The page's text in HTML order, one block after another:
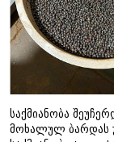
საქმიანობა
მოხალულ ბარდას